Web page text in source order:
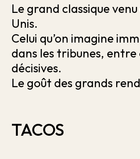
Le grand classique
Unis.
Celui qu’on imagine
dans les tribunes, entre
décisives.
Le goût des grands
TACOS